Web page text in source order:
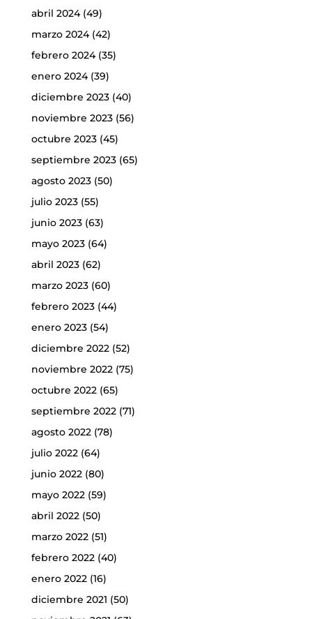
abril 2024(49)
marzo 2024(42)
febrero 2024(35)
enero 2024(39)
diciembre 2023(40)
noviembre 2023(56)
octubre 2023(45)
septiembre 2023(65)
agosto 2023(50)
julio 2023(55)
junio 2023(63)
mayo 2023(64)
abril 2023(62)
marzo 2023(60)
febrero 2023(44)
enero 2023(54)
diciembre 2022(52)
noviembre 2022(75)
octubre 2022(65)
septiembre 2022(71)
agosto 2022(78)
julio 2022(64)
junio 2022(80)
mayo 2022(59)
abril 2022(50)
marzo 2022(51)
febrero 2022(40)
enero 2022(16)
diciembre 2021 (50)